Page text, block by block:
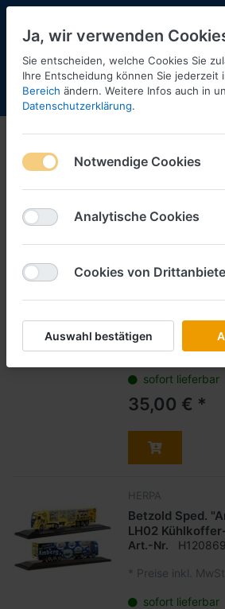
Menü Anmelden
Angebote
1-4 von
Filtern Sortieren
HERPA
Art.-Nr. H120982
* Preise inkl.
sofort lieferbar
35,00 € *
HERPA
Betzold Sped.
LH02
Art.-Nr. H120869
* Preise inkl.
sofort lieferbar
Ja, wir verwenden
Sie entscheiden, welche Cookies Sie
Ihre Entscheidung können Sie jederzeit
Bereich ändern. Weitere Infos auch in
Datenschutzerklärung.
Notwendige Cookies
Analytische Cookies
Cookies von
Auswahl bestätigen